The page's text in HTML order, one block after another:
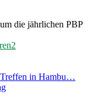
die jährlichen PBP
in Hambu…